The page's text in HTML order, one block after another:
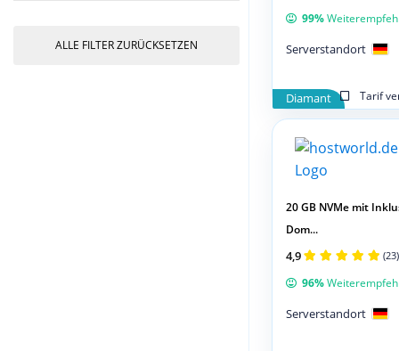
ALLE FILTER ZURÜCKSETZEN
Diamant Tarif
99%
Serverstandort
20 GB NVMe mit
Dom...
4,9 (23)
96%
Serverstandort